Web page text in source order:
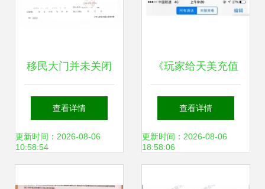
移民大门并未关闭
——因私出入境中
介资质认证取消后
查看详情
更新时间：2026-08-06
10:58:54
《玩家给天美充值
3000元被客服阻
止，原因让人动容
查看详情
更新时间：2026-08-06
18:58:06